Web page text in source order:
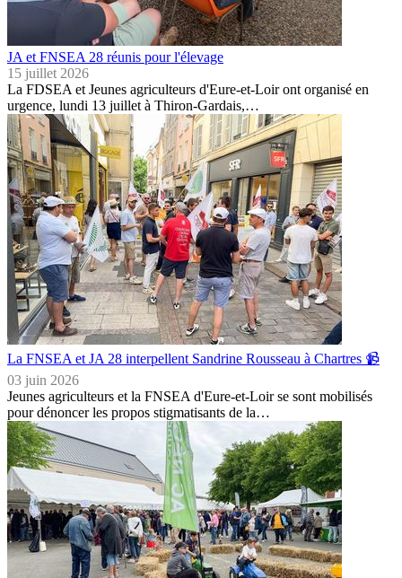
JA et FNSEA 28 réunis pour l'élevage
15 juillet 2026
La FDSEA et Jeunes agriculteurs d'Eure-et-Loir ont organisé en
urgence, lundi 13 juillet à Thiron-Gardais,…
La FNSEA et JA 28 interpellent Sandrine Rousseau à Chartres 📹
03 juin 2026
Jeunes agriculteurs et la FNSEA d'Eure-et-Loir se sont mobilisés
pour dénoncer les propos stigmatisants de la…